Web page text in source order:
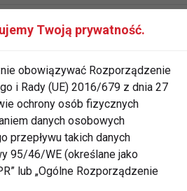
Krupa boi się przytyć w
Krupa ćwiczy z
trenerem!
figura Joanny Krupy
Twoją prywatność.
obowiązywać Rozporządzenie
i Rady (UE) 2016/679 z dnia 27
ochrony osób fizycznych
danych osobowych
przepływu takich danych
95/46/WE (określane jako
lub „Ogólne Rozporządzenie